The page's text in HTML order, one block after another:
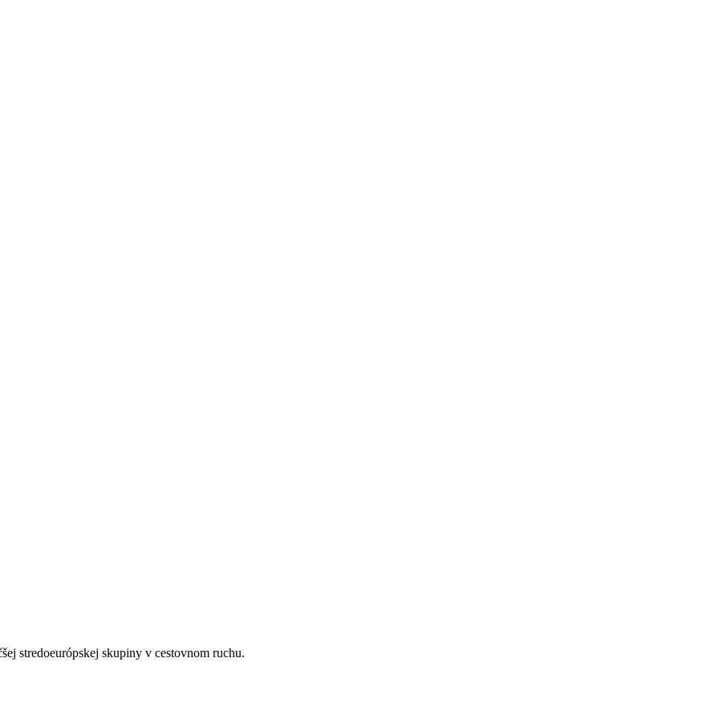
a večere.
Golfové ihrisko sa nachádza v okolí hotela.
Niektoré služby sú závislé od ročného obdobia a od miestnych klimatických podmienok. Jazyky: angličtina, taliančina a maltčina.
vykurovaním (centrálnym), varnou kanvicou (zadarmo), balkónom, internetom (zadarmo), trezorom (zadarmo) a satelit.TV a tiež
23 m²).
vykurovaním (centrálnym), varnou kanvicou (zadarmo), balkónom, internetom (zadarmo), trezorom (zadarmo) a satelit.TV a tiež
vykurovaním (centrálnym), varnou kanvicou (zadarmo), internetom (zadarmo), trezorom (zadarmo) a satelit.TV a tiež centrálne
vykurovaním (centrálnym), varnou kanvicou (zadarmo), internetom (zadarmo), trezorom (zadarmo) a satelit.TV a tiež centrálne
stredoeurópskej skupiny v cestovnom ruchu.